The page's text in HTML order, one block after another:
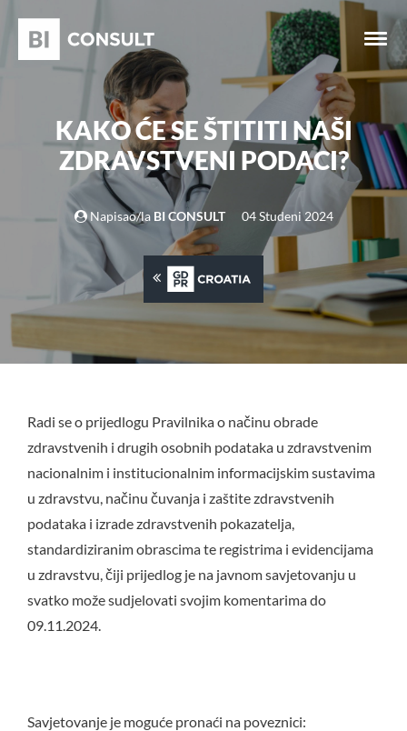
KAKO ĆE SE ŠTITITI NAŠI
ZDRAVSTVENI PODACI?
Napisao/la BI CONSULT 04 Studeni 2024
Radi se o prijedlogu Pravilnika o načinu obrade
zdravstvenih i drugih osobnih podataka u zdravstvenim
nacionalnim i institucionalnim informacijskim sustavima
u zdravstvu, načinu čuvanja i zaštite zdravstvenih
podataka i izrade zdravstvenih pokazatelja,
standardiziranim obrascima te registrima i evidencijama
u zdravstvu, čiji prijedlog je na javnom savjetovanju u
svatko može sudjelovati svojim komentarima do
09.11.2024.
Savjetovanje je moguće pronaći na poveznici: